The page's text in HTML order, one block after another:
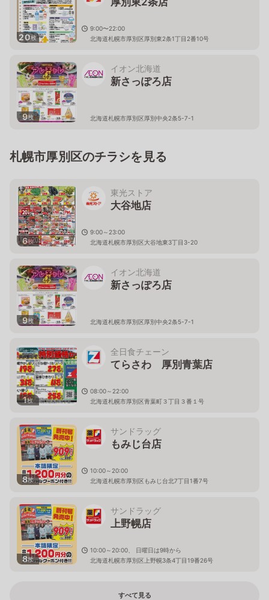
20枚
9:00〜22:00
北海道札幌市厚別区厚別東2条1丁目2番10号
9枚
イオン北海道
新さっぽろ店
北海道札幌市厚別区厚別中央2条5-7-1
札幌市厚別区のチラシを見る
6枚
東光ストア
大谷地店
9:00～23:00
北海道札幌市厚別区大谷地東3丁目3-20
9枚
イオン北海道
新さっぽろ店
北海道札幌市厚別区厚別中央2条5-7-1
1枚
全日食チェーン
てらさわ 厚別青葉店
08:00～22:00
北海道札幌市厚別区青葉町３丁目３番１号
8枚
サンドラッグ
もみじ台店
10:00～20:00
北海道札幌市厚別区もみじ台北7丁目1番7号
8枚
サンドラッグ
上野幌店
10:00～20:00、 日曜日は9時から
北海道札幌市厚別区上野幌3条4丁目19番26号
すべて見る